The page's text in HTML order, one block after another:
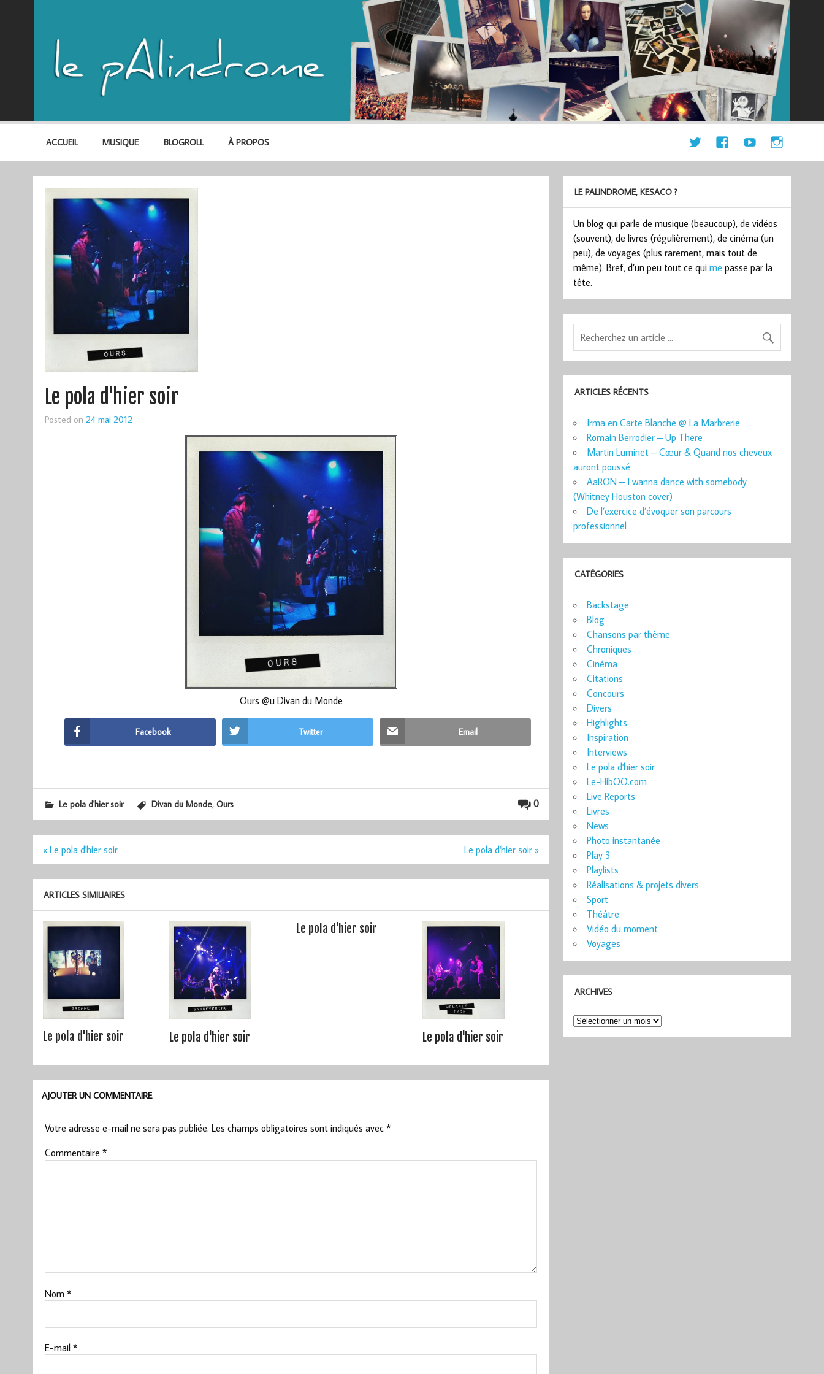
ACCUEIL MUSIQUE BLOGROLL À PROPOS
Le pola d'hier soir
Posted on 24 mai 2012
Ours @u Divan du Monde
Facebook Twitter Email
0
Le pola d'hier soir Divan du Monde, Ours
Navigation
l’article
« Le pola d'hier soir Le pola d'hier soir »
ARTICLES SIMILIAIRES
Le pola d'hier soir Le pola d'hier soir
Le pola d'hier soir
Le pola d'hier soir
AJOUTER UN COMMENTAIRE
Votre adresse e-mail ne sera pas publiée. Les champs obligatoires sont indiqués avec *
Commentaire *
Nom *
E-mail *
LE PALINDROME, KESACO ?
Un blog qui parle de musique (beaucoup), de vidéos
(souvent), de livres (régulièrement), de cinéma (un
peu), de voyages (plus rarement, mais tout de
même). Bref, d’un peu tout ce quime passe par la
tête.
ARTICLES RÉCENTS
Irma en Carte Blanche @ La Marbrerie
Romain Berrodier – Up There
Martin Luminet – Cœur & Quand nos cheveux
auront poussé
AaRON – I wanna dance with somebody
(Whitney Houston cover)
De l’exercice d’évoquer son parcours
professionnel
CATÉGORIES
Backstage
Blog
Chansons par thème
Chroniques
Cinéma
Citations
Concours
Divers
Highlights
Inspiration
Interviews
Le pola d'hier soir
Le-HibOO.com
Live Reports
Livres
News
Photo instantanée
Play 3
Playlists
Réalisations & projets divers
Sport
Théâtre
Vidéo du moment
Voyages
ARCHIVES
Archives